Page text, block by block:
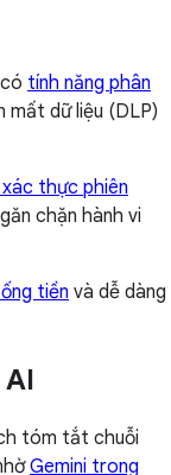
tính năng phân
mất dữ liệu (DLP)
thực phiên
chặn hành vi
tiền và dễ dàng
tóm tắt chuỗi
Gemini trong